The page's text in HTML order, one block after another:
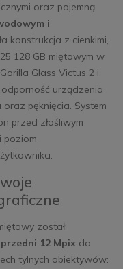
oraz pojemną
i
konstrukcja z cienkimi,
128 GB miętowym w
Glass Victus 2 i
urządzenia
oraz pęknięcia. System
przed złośliwym
poziom
został
12 Mpixdo
tylnych obiektywów: